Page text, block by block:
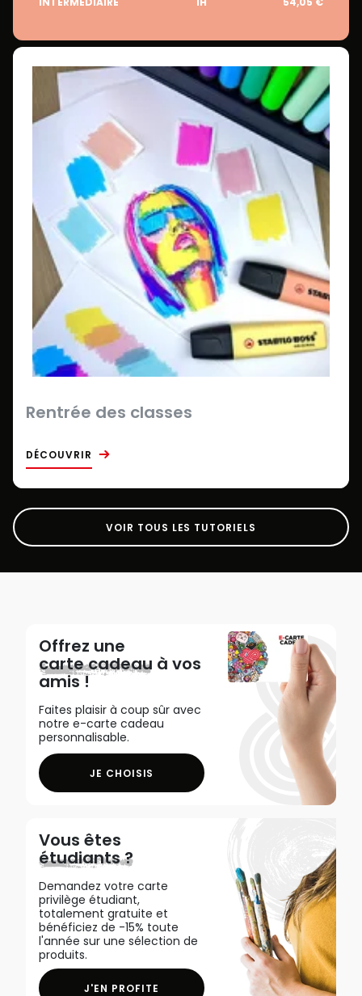
Rentrée des classes
DÉCOUVRIR
VOIR TOUS LES TUTORIELS
Offrez une
carte cadeau à vos
amis !
Faites plaisir à coup sûr avec
notre e-carte cadeau
personnalisable.
JE CHOISIS
Vous êtes
étudiants ?
Demandez votre carte
privilège étudiant,
totalement gratuite et
bénéficiez de -15% toute
l'année sur une sélection de
produits.
J'EN PROFITE